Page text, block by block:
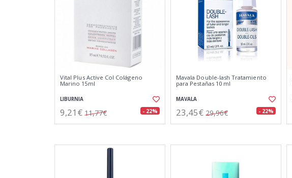
Vital Plus Active Col Colágeno
Marino 15ml
LIBURNIA
9,21€ 11,77€ - 22%
Mavala Double-lash Tratamiento
para Pestañas 10 ml
MAVALA
23,45€ 29,96€ - 22%